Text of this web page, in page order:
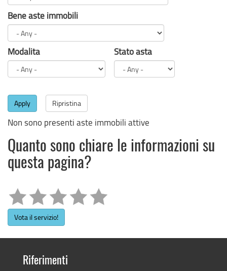
Bene aste immobili
Modalita Stato asta
Apply Ripristina
Non sono presenti aste immobili attive
Quanto sono chiare le informazioni su
questa pagina?
Vota il servizio!
Riferimenti